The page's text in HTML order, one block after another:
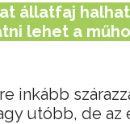
állatfaj
lehet a
inkább
utóbb, de az